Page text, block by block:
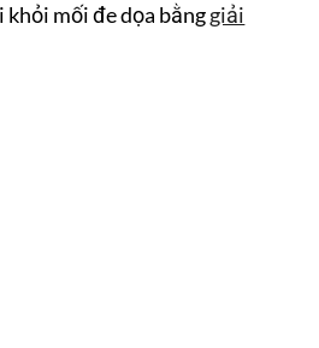
khỏi mối đe dọa bằnggiải